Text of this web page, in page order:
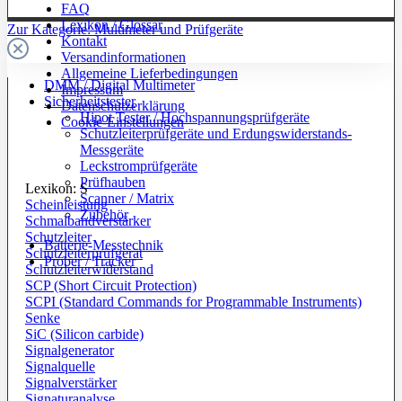
Zur Kategorie: Multimeter und Prüfgeräte
DMM / Digital Multimeter
Sicherheitstester
Hipot Tester / Hochspannungsprüfgeräte
Schutzleiterprüfgeräte und Erdungswiderstands-
Messgeräte
Leckstromprüfgeräte
Prüfhauben
Scanner / Matrix
Zubehör
Batterie-Messtechnik
Prober / Tracker
FAQ
Lexikon / Glossar
Kontakt
Versandinformationen
Allgemeine Lieferbedingungen
Impressum
Datenschutzerklärung
Cookie-Einstellungen
Lexikon: S
Scheinleistung
Schmalbandverstärker
Schutzleiter
Schutzleiterprüfgerät
Schutzleiterwiderstand
SCP (Short Circuit Protection)
SCPI (Standard Commands for Programmable Instruments)
Senke
SiC (Silicon carbide)
Signalgenerator
Signalquelle
Signalverstärker